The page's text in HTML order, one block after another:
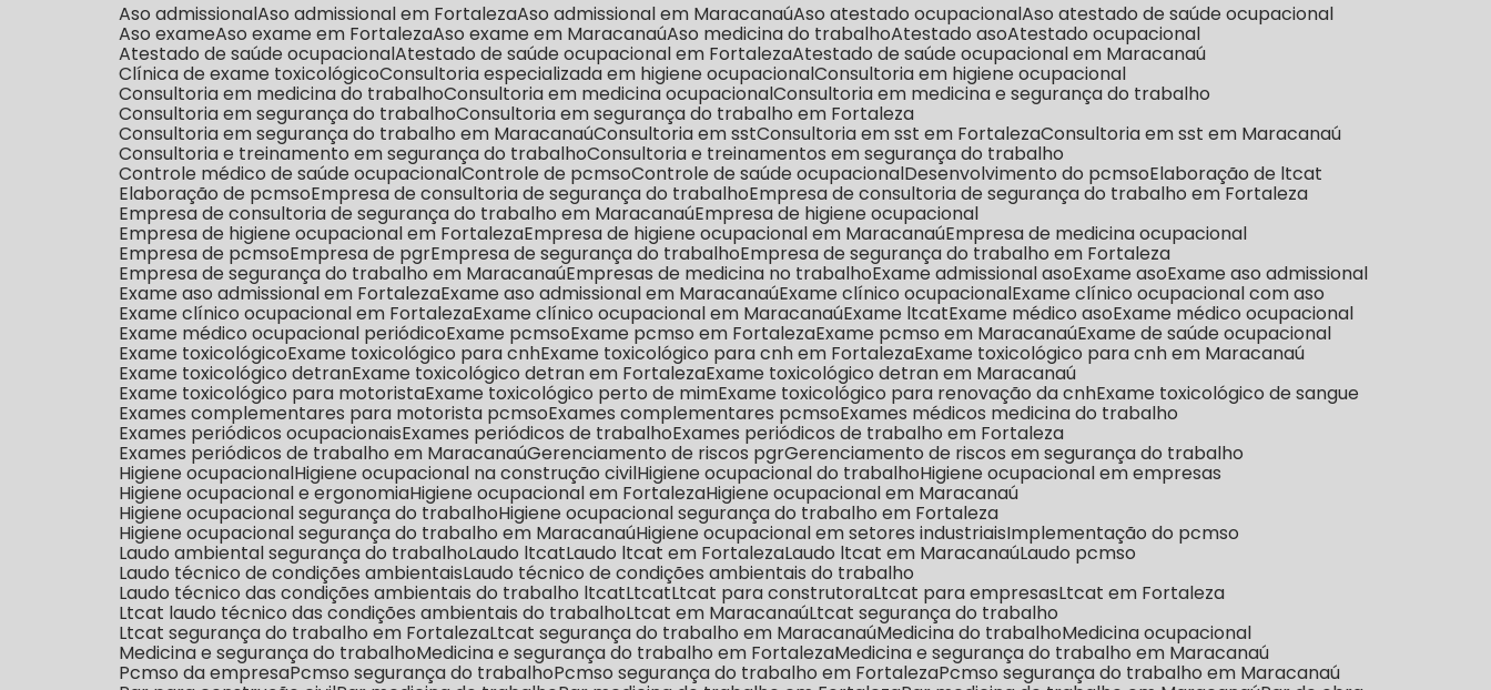
Aso admissional Aso admissional em Fortaleza Aso admissional em Maracanaú Aso atestado ocupacional Aso atestado de saúde ocupacional
Aso exame Aso exame em Fortaleza Aso exame em Maracanaú Aso medicina do trabalho Atestado aso Atestado ocupacional
Atestado de saúde ocupacional Atestado de saúde ocupacional em Fortaleza Atestado de saúde ocupacional em Maracanaú
Clínica de exame toxicológico Consultoria especializada em higiene ocupacional Consultoria em higiene ocupacional
Consultoria em medicina do trabalho Consultoria em medicina ocupacional Consultoria em medicina e segurança do trabalho
Consultoria em segurança do trabalho Consultoria em segurança do trabalho em Fortaleza
Consultoria em segurança do trabalho em Maracanaú Consultoria em sst Consultoria em sst em Fortaleza Consultoria em sst em Maracanaú
Consultoria e treinamento em segurança do trabalho Consultoria e treinamentos em segurança do trabalho
Controle médico de saúde ocupacional Controle de pcmso Controle de saúde ocupacional Desenvolvimento do pcmso Elaboração de ltcat
Elaboração de pcmso Empresa de consultoria de segurança do trabalho Empresa de consultoria de segurança do trabalho em Fortaleza
Empresa de consultoria de segurança do trabalho em Maracanaú Empresa de higiene ocupacional
Empresa de higiene ocupacional em Fortaleza Empresa de higiene ocupacional em Maracanaú Empresa de medicina ocupacional
Empresa de pcmso Empresa de pgr Empresa de segurança do trabalho Empresa de segurança do trabalho em Fortaleza
Empresa de segurança do trabalho em Maracanaú Empresas de medicina no trabalho Exame admissional aso Exame aso Exame aso admissional
Exame aso admissional em Fortaleza Exame aso admissional em Maracanaú Exame clínico ocupacional Exame clínico ocupacional com aso
Exame clínico ocupacional em Fortaleza Exame clínico ocupacional em Maracanaú Exame ltcat Exame médico aso Exame médico ocupacional
Exame médico ocupacional periódico Exame pcmso Exame pcmso em Fortaleza Exame pcmso em Maracanaú Exame de saúde ocupacional
Exame toxicológico Exame toxicológico para cnh Exame toxicológico para cnh em Fortaleza Exame toxicológico para cnh em Maracanaú
Exame toxicológico detran Exame toxicológico detran em Fortaleza Exame toxicológico detran em Maracanaú
Exame toxicológico para motorista Exame toxicológico perto de mim Exame toxicológico para renovação da cnh Exame toxicológico de sangue
Exames complementares para motorista pcmso Exames complementares pcmso Exames médicos medicina do trabalho
Exames periódicos ocupacionais Exames periódicos de trabalho Exames periódicos de trabalho em Fortaleza
Exames periódicos de trabalho em Maracanaú Gerenciamento de riscos pgr Gerenciamento de riscos em segurança do trabalho
Higiene ocupacional Higiene ocupacional na construção civil Higiene ocupacional do trabalho Higiene ocupacional em empresas
Higiene ocupacional e ergonomia Higiene ocupacional em Fortaleza Higiene ocupacional em Maracanaú
Higiene ocupacional segurança do trabalho Higiene ocupacional segurança do trabalho em Fortaleza
Higiene ocupacional segurança do trabalho em Maracanaú Higiene ocupacional em setores industriais Implementação do pcmso
Laudo ambiental segurança do trabalho Laudo ltcat Laudo ltcat em Fortaleza Laudo ltcat em Maracanaú Laudo pcmso
Laudo técnico de condições ambientais Laudo técnico de condições ambientais do trabalho
Laudo técnico das condições ambientais do trabalho ltcat Ltcat Ltcat para construtora Ltcat para empresas Ltcat em Fortaleza
Ltcat laudo técnico das condições ambientais do trabalho Ltcat em Maracanaú Ltcat segurança do trabalho
Ltcat segurança do trabalho em Fortaleza Ltcat segurança do trabalho em Maracanaú Medicina do trabalho Medicina ocupacional
Medicina e segurança do trabalho Medicina e segurança do trabalho em Fortaleza Medicina e segurança do trabalho em Maracanaú
Pcmso da empresa Pcmso segurança do trabalho Pcmso segurança do trabalho em Fortaleza Pcmso segurança do trabalho em Maracanaú